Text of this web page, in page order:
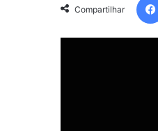
Compartilhar